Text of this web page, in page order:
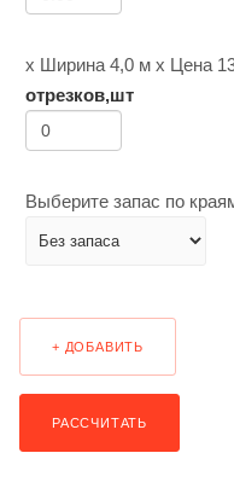
х Ширина 4,0 м х Цена
отрезков,шт
Выберите запас по
+ ДОБАВИТЬ
РАССЧИТАТЬ